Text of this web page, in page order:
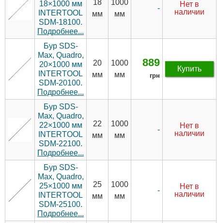
18×1000 мм
INTERTOOL
SDM-18100.
Подробнее...
18
мм
1000
мм
-
Нет в
наличии
Бур SDS-
Max, Quadro,
20×1000 мм
INTERTOOL
SDM-20100.
Подробнее...
20
мм
1000
мм
889
грн
Купить
Бур SDS-
Max, Quadro,
22×1000 мм
INTERTOOL
SDM-22100.
Подробнее...
22
мм
1000
мм
-
Нет в
наличии
Бур SDS-
Max, Quadro,
25×1000 мм
INTERTOOL
SDM-25100.
Подробнее...
25
мм
1000
мм
-
Нет в
наличии